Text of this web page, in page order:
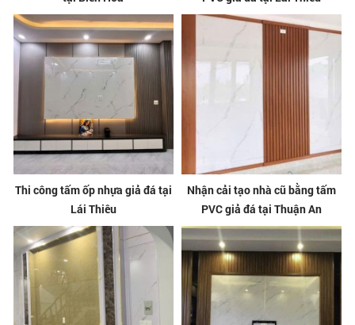
Thi công tấm ốp nhựa giả đá tại
Lái Thiêu
Nhận cải tạo nhà cũ bằng tấm
PVC giả đá tại Thuận An